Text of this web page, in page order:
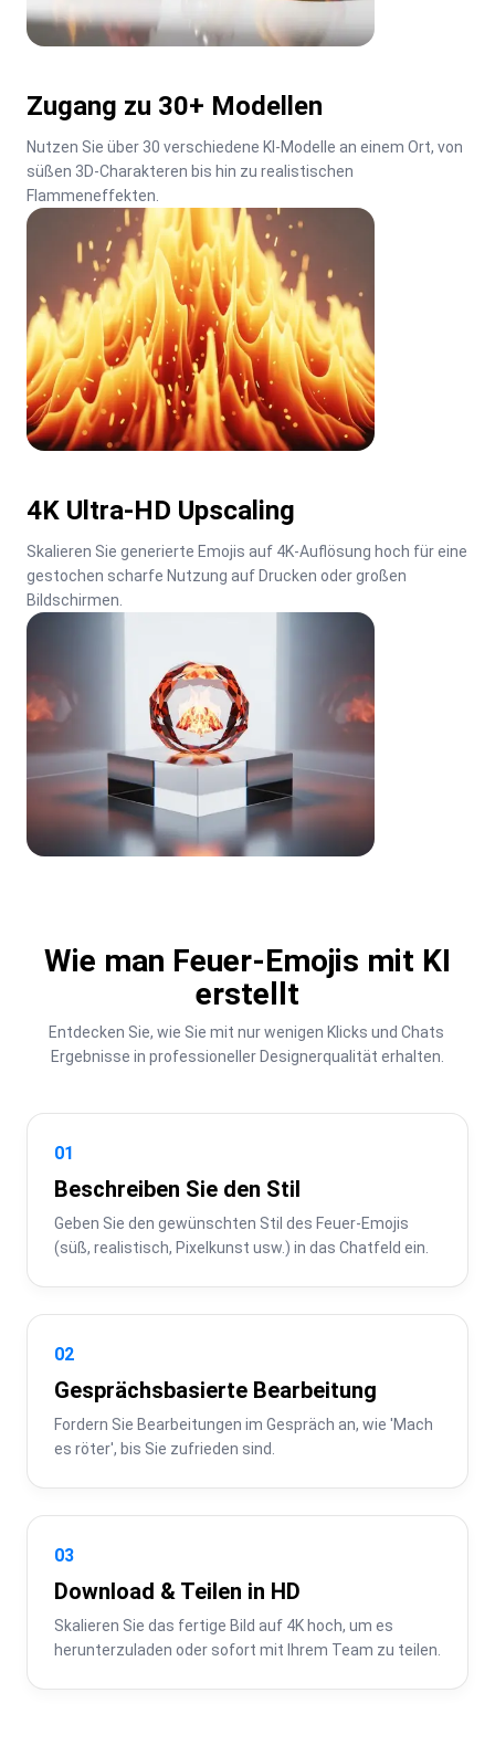
Zugang zu 30+ Modellen
Nutzen Sie über 30 verschiedene KI-Modelle an einem Ort, von
süßen 3D-Charakteren bis hin zu realistischen
Flammeneffekten.
4K Ultra-HD Upscaling
Skalieren Sie generierte Emojis auf 4K-Auflösung hoch für eine
gestochen scharfe Nutzung auf Drucken oder großen
Bildschirmen.
Wie man Feuer-Emojis mit KI
erstellt
Entdecken Sie, wie Sie mit nur wenigen Klicks und Chats
Ergebnisse in professioneller Designerqualität erhalten.
01
Beschreiben Sie den Stil
Geben Sie den gewünschten Stil des Feuer-Emojis
(süß, realistisch, Pixelkunst usw.) in das Chatfeld ein.
02
Gesprächsbasierte Bearbeitung
Fordern Sie Bearbeitungen im Gespräch an, wie 'Mach
es röter', bis Sie zufrieden sind.
03
Download & Teilen in HD
Skalieren Sie das fertige Bild auf 4K hoch, um es
herunterzuladen oder sofort mit Ihrem Team zu teilen.